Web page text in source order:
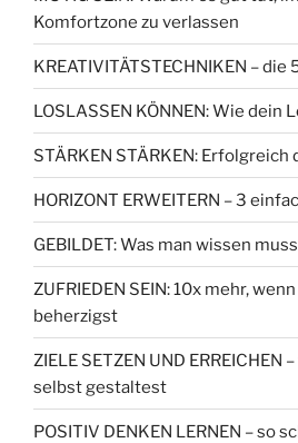
Komfortzone zu verlassen
KREATIVITÄTSTECHNIKEN – die
LOSLASSEN KÖNNEN: Wie dein
STÄRKEN STÄRKEN:
HORIZONT ERWEITERN – 3
GEBILDET: Was man wissen muss
ZUFRIEDEN SEIN: 10x mehr,
beherzigst
ZIELE SETZEN UND ERREICHEN
selbst gestaltest
POSITIV DENKEN LERNEN – so